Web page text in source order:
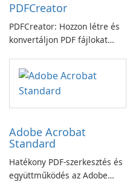
PDFCreator
PDFCreator: Hozzon létre és
konvertáljon PDF fájlokat
Adobe Acrobat
Standard
Hatékony PDF-szerkesztés és
együttműködés az Adobe